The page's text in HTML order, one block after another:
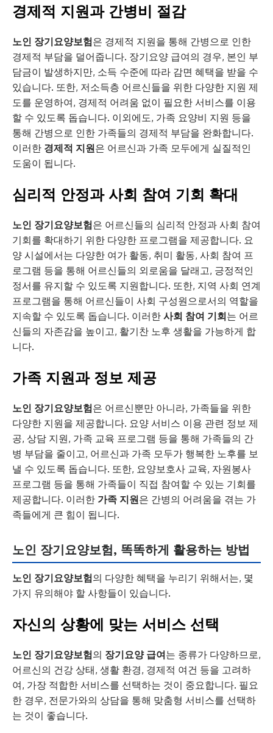
경제적 지원과 간병비 절감
노인 장기요양보험은 경제적 지원을 통해 간병으로 인한
경제적 부담을 덜어줍니다. 장기요양 급여의 경우, 본인 부
담금이 발생하지만, 소득 수준에 따라 감면 혜택을 받을 수
있습니다. 또한, 저소득층 어르신들을 위한 다양한 지원 제
도를 운영하여, 경제적 어려움 없이 필요한 서비스를 이용
할 수 있도록 돕습니다. 이외에도, 가족 요양비 지원 등을
통해 간병으로 인한 가족들의 경제적 부담을 완화합니다.
이러한 경제적 지원은 어르신과 가족 모두에게 실질적인
도움이 됩니다.
심리적 안정과 사회 참여 기회 확대
노인 장기요양보험은 어르신들의 심리적 안정과 사회 참여
기회를 확대하기 위한 다양한 프로그램을 제공합니다. 요
양 시설에서는 다양한 여가 활동, 취미 활동, 사회 참여 프
로그램 등을 통해 어르신들의 외로움을 달래고, 긍정적인
정서를 유지할 수 있도록 지원합니다. 또한, 지역 사회 연계
프로그램을 통해 어르신들이 사회 구성원으로서의 역할을
지속할 수 있도록 돕습니다. 이러한 사회 참여 기회는 어르
신들의 자존감을 높이고, 활기찬 노후 생활을 가능하게 합
니다.
가족 지원과 정보 제공
노인 장기요양보험은 어르신뿐만 아니라, 가족들을 위한
다양한 지원을 제공합니다. 요양 서비스 이용 관련 정보 제
공, 상담 지원, 가족 교육 프로그램 등을 통해 가족들의 간
병 부담을 줄이고, 어르신과 가족 모두가 행복한 노후를 보
낼 수 있도록 돕습니다. 또한, 요양보호사 교육, 자원봉사
프로그램 등을 통해 가족들이 직접 참여할 수 있는 기회를
제공합니다. 이러한 가족 지원은 간병의 어려움을 겪는 가
족들에게 큰 힘이 됩니다.
노인 장기요양보험, 똑똑하게 활용하는 방법
노인 장기요양보험의 다양한 혜택을 누리기 위해서는, 몇
가지 유의해야 할 사항들이 있습니다.
자신의 상황에 맞는 서비스 선택
노인 장기요양보험의 장기요양 급여는 종류가 다양하므로,
어르신의 건강 상태, 생활 환경, 경제적 여건 등을 고려하
여, 가장 적합한 서비스를 선택하는 것이 중요합니다. 필요
한 경우, 전문가와의 상담을 통해 맞춤형 서비스를 선택하
는 것이 좋습니다.